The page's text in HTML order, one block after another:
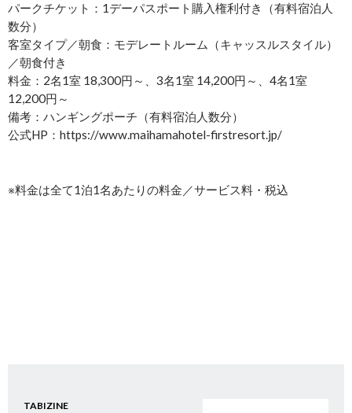
パークチケット：1デーパスポート購入権利付き（有料宿泊人
数分）
客室タイプ／朝食：モデレートルーム（キャッスルスタイル）
／朝食付き
料金：2名1室 18,300円～、3名1室 14,200円～、4名1室
12,200円～
備考：ハンギングポーチ（有料宿泊人数分）
公式HP：https://www.maihamahotel-firstresort.jp/
※料金は全て1泊1名あたりの料金／サービス料・税込
TABIZINE